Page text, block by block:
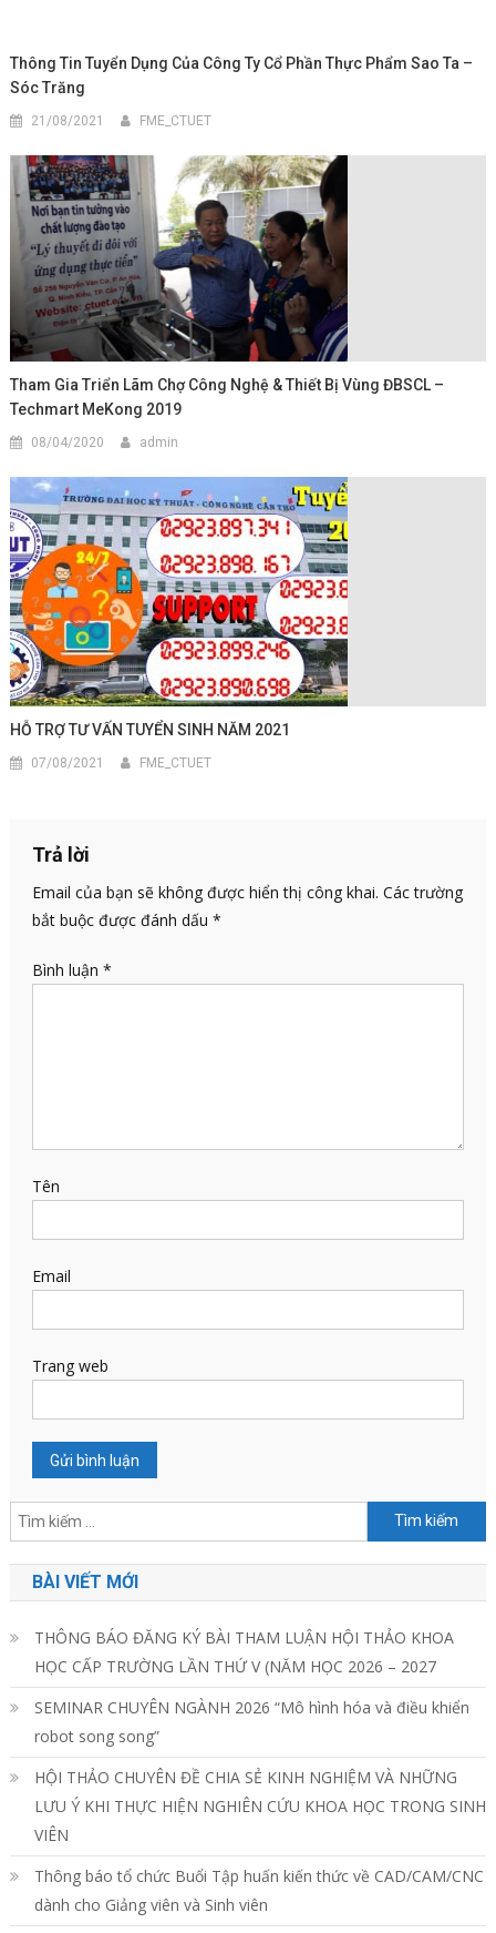
Thông Tin Tuyển Dụng Của Công Ty Cổ Phần Thực Phẩm Sao Ta –
Sóc Trăng
21/08/2021 FME_CTUET
Tham Gia Triển Lãm Chợ Công Nghệ & Thiết Bị Vùng ĐBSCL –
Techmart MeKong 2019
08/04/2020 admin
HỖ TRỢ TƯ VẤN TUYỂN SINH NĂM 2021
07/08/2021 FME_CTUET
Trả lời
Email của bạn sẽ không được hiển thị công khai. Các trường
bắt buộc được đánh dấu *
Bình luận *
Tên
Email
Trang web
kiếm
cho:
BÀI VIẾT MỚI
THÔNG BÁO ĐĂNG KÝ BÀI THAM LUẬN HỘI THẢO KHOA
HỌC CẤP TRƯỜNG LẦN THỨ V (NĂM HỌC 2026 – 2027
SEMINAR CHUYÊN NGÀNH 2026 “Mô hình hóa và điều khiển
robot song song”
HỘI THẢO CHUYÊN ĐỀ CHIA SẺ KINH NGHIỆM VÀ NHỮNG
LƯU Ý KHI THỰC HIỆN NGHIÊN CỨU KHOA HỌC TRONG SINH
VIÊN
Thông báo tổ chức Buổi Tập huấn kiến thức về CAD/CAM/CNC
dành cho Giảng viên và Sinh viên